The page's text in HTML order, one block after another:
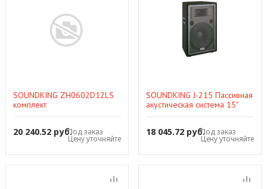
SOUNDKING ZH0602D12LS
комплект
эфф.)+стойки+коммутац.
20 240.52 руб.Под заказ
Цену уточняйте
SOUNDKING J-215 Пассивная
акустическая система 15"
18 045.72 руб.Под заказ
Цену уточняйте